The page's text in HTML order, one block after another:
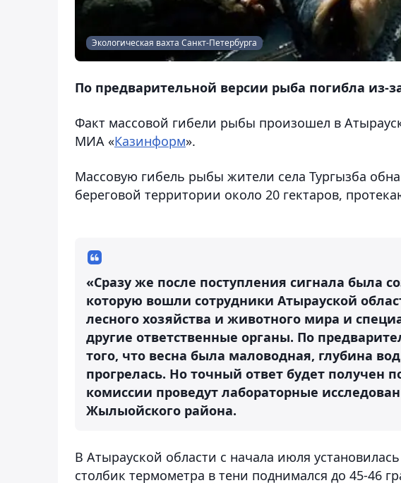
Экологическая вахта Санкт-Петербурга
По предварительной версии рыба погибла из-
Факт массовой гибели рыбы произошел в
МИА «Казинформ».
Массовую гибель рыбы жители села Тургызба
береговой территории около 20 гектаров,
«Сразу же после поступления сигнала была
которую вошли сотрудники Атырауской
лесного хозяйства и животного мира и
другие ответственные органы. По
того, что весна была маловодная, глубина
прогрелась. Но точный ответ будет получен
комиссии проведут лабораторные
Жылыойского района.
В Атырауской области с начала июля
столбик термометра в тени поднимался до 45-46